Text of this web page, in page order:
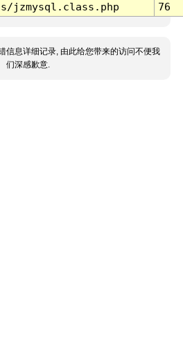
jzmysql.class.php 76
信息详细记录, 由此给您带来的访问不便我
们深感歉意.